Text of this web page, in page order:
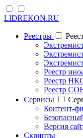
LIDREKON.RU
Реестры
Реестр
Реестр
Реестр
Cервисы
Контент-
Версия
Скрипты